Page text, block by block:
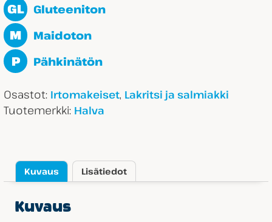
GL Gluteeniton
M Maidoton
P Pähkinätön
Osastot: Irtomakeiset, Lakritsi ja salmiakki
Tuotemerkki: Halva
Kuvaus Lisätiedot
Kuvaus